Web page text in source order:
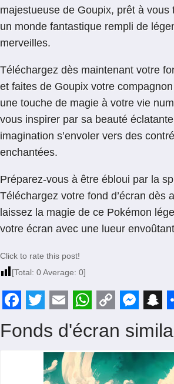
majestueuse de Goupix, prêt à vous
un monde fantastique rempli de
merveilles.
Téléchargez dès maintenant votre
et faites de Goupix votre
une touche de magie à votre vie
vous inspirer par sa beauté
imagination s’envoler vers des
enchantées.
Préparez-vous à être ébloui par la
Téléchargez votre fond d’écran dès
laissez la magie de ce Pokémon
votre écran avec une lueur
Click to rate this post!
[Total: 0Average: 0]
F
a
w m
a
i
W
h
a
t
o
p
y
e
s
s
n
a
p
r
Fonds d'écran